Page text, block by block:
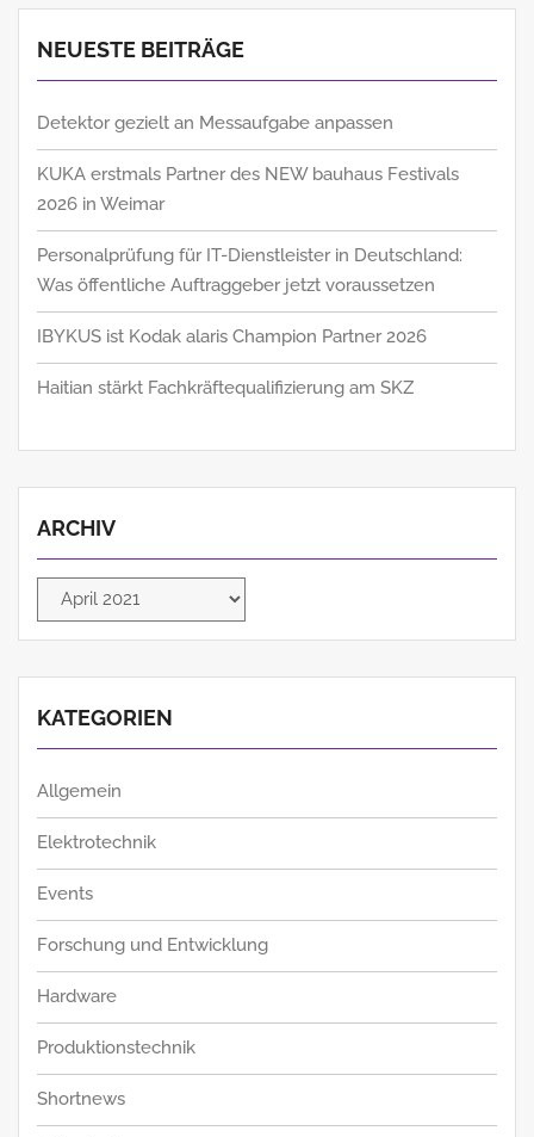
NEUESTE BEITRÄGE
Detektor gezielt an Messaufgabe anpassen
KUKA erstmals Partner des NEW bauhaus Festivals
2026 in Weimar
Personalprüfung für IT-Dienstleister in Deutschland:
Was öffentliche Auftraggeber jetzt voraussetzen
IBYKUS ist Kodak alaris Champion Partner 2026
Haitian stärkt Fachkräftequalifizierung am SKZ
ARCHIV
Archiv
KATEGORIEN
Allgemein
Elektrotechnik
Events
Forschung und Entwicklung
Hardware
Produktionstechnik
Shortnews